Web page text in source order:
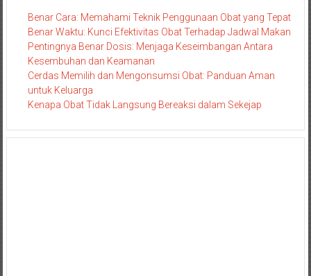
Benar Cara: Memahami Teknik Penggunaan Obat yang Tepat
Benar Waktu: Kunci Efektivitas Obat Terhadap Jadwal Makan
Pentingnya Benar Dosis: Menjaga Keseimbangan Antara
Kesembuhan dan Keamanan
Cerdas Memilih dan Mengonsumsi Obat: Panduan Aman
untuk Keluarga
Kenapa Obat Tidak Langsung Bereaksi dalam Sekejap